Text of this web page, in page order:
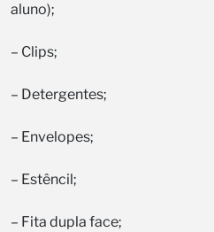
aluno);
– Clips;
– Detergentes;
– Envelopes;
– Estêncil;
– Fita dupla face;